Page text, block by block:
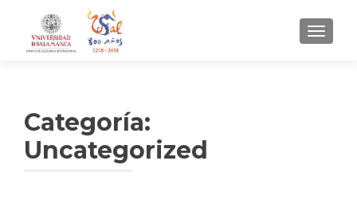
Categoría:
Uncategorized